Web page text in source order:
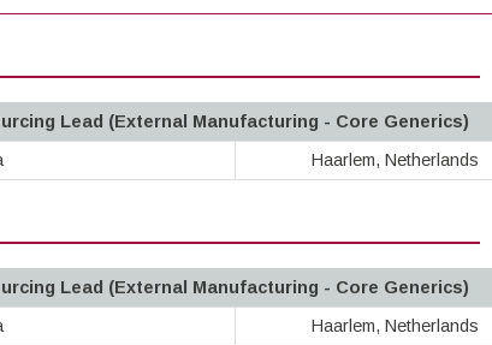
Lead (External Manufacturing - Core Generics)
Haarlem, Netherlands
Lead (External Manufacturing - Core Generics)
Haarlem, Netherlands